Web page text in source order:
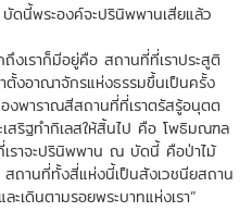
นี้พระองค์จะปรินิพพานเสียแล้ว
งเราก็มีอยู่คือ สถานที่ที่เราประสูติ
งอาณาจักรแห่งธรรมขึ้นเป็นครั้ง
งพาราณสีสถานที่ที่เราตรัสรู้อนุตต
สริฐทำกิเลสให้สิ้นไป คือ โพธิมณฑล
เราจะปรินิพพาน ณ บัดนี้ คือป่าไม้
ถานที่ทั้งสี่แห่งนี้เป็นสังเวชนียสถาน
ะเดินตามรอยพระบาทแห่งเรา”